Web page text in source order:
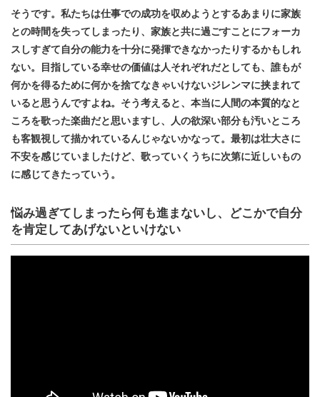
そうです。私たちは仕事での成功を収めようとするあまりに家族
との時間を失ってしまったり、家族と共に過ごすことにフォーカ
スしすぎて自分の能力を十分に発揮できなかったりするかもしれ
ない。目指している幸せの価値は人それぞれだとしても、誰もが
何かを得るために何かを捨てなきゃいけないジレンマに挟まれて
いると思うんですよね。そう考えると、本当に人間の本質的なと
ころを歌った楽曲だと思いますし、人の欲深い部分も汚いところ
も客観視して描かれているんじゃないかなって。最初は壮大さに
不安を感じていましたけど、歌っていくうちに次第に近しいもの
に感じてきたっていう。
悩み過ぎてしまったら何も進まないし、どこかで自分
を肯定してあげないといけない